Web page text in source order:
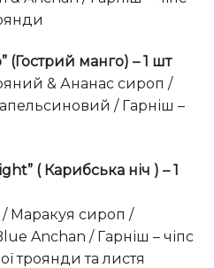
(Гострий манго) – 1 шт
& Ананас сироп /
/ Гарніш –
( Карибська ніч ) – 1
Маракуя сироп /
Anchan / Гарніш – чіпс
троянди та листя